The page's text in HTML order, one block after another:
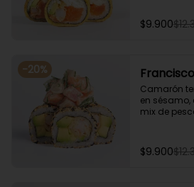
$9.900
-20% Francisco
Camarón
en
mix de
$9.900